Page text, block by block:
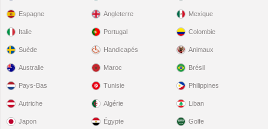
Espagne
Italie
Suède
Angleterre
Portugal
Handicapés
Mexique
Colombie
Animaux
Australie
Pays-Bas
Autriche
Japon
Maroc
Tunisie
Algérie
Égypte
Brésil
Philippines
Liban
Golfe